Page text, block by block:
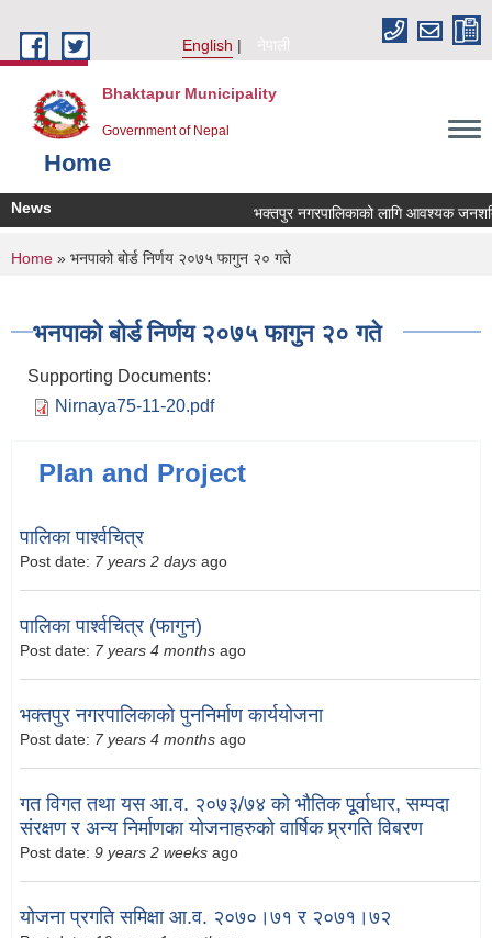
English
नेपाली
Bhaktapur Municipality
Government of Nepal
Home
News भक्तपुर नगरपालिकाको लागि आवश्यक
You are here
Home » भनपाको बोर्ड निर्णय २०७५ फागुन २० गते
भनपाको बोर्ड निर्णय २०७५ फागुन २० गते
Supporting Documents:
Nirnaya75-11-20.pdf
Plan and Project
पालिका पार्श्वचित्र
Post date: 7 years 2 days ago
पालिका पार्श्वचित्र (फागुन)
Post date: 7 years 4 months ago
भक्तपुर नगरपालिकाको पुननिर्माण कार्ययोजना
Post date: 7 years 4 months ago
गत विगत तथा यस आ.व. २०७३/७४ को भौतिक पूूर्वाधार, सम्पदा
संरक्षण र अन्य निर्माणका योजनाहरुको वार्षिक प्र्रगति विबरण
Post date: 9 years 2 weeks ago
योजना प्रगति समिक्षा आ.व. २०७०।७१ र २०७१।७२